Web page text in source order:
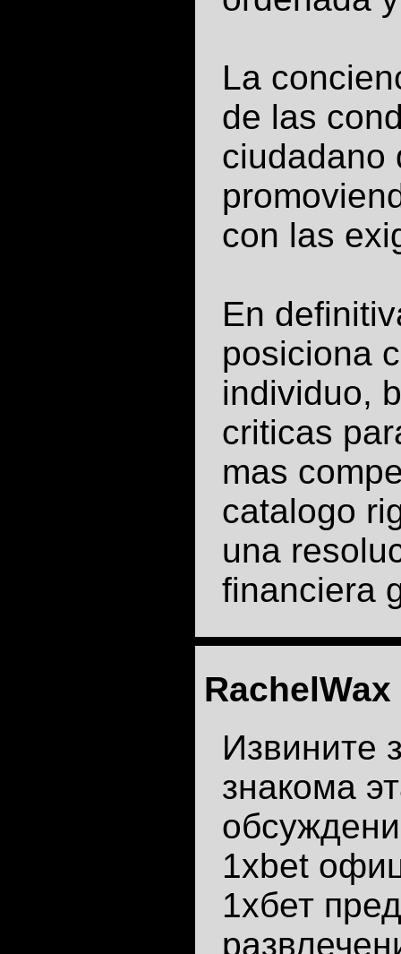
La
de las
ciudadano
con las
En
posiciona
individuo,
criticas
mas
catalogo
una
financiera
RachelWax
Извините
знакома
1xbet
1хбет